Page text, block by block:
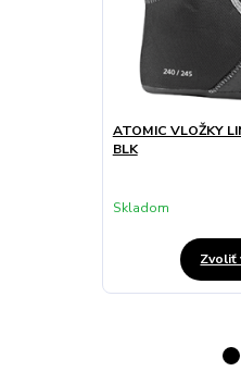
ATOMIC VLOŽKY
BLK
Skladom
Zvoliť